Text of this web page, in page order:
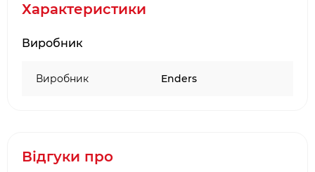
Вага: 0,75 кг
Характеристики
Виробник
Виробник Enders
Відгуки про